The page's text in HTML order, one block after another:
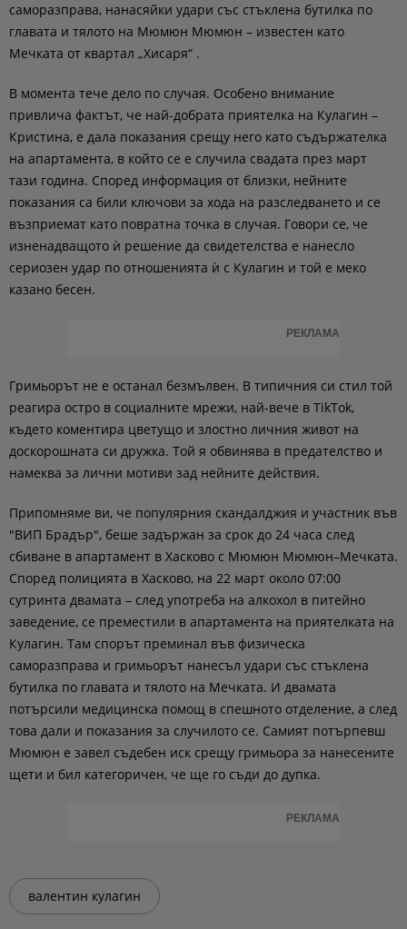
саморазправа, нанасяйки удари със стъклена бутилка по
главата и тялото на Мюмюн Мюмюн – известен като
Мечката от квартал „Хисаря“ .
В момента тече дело по случая. Особено внимание
привлича фактът, че най-добрата приятелка на Кулагин –
Кристина, е дала показания срещу него като съдържателка
на апартамента, в който се е случила свадата през март
тази година. Според информация от близки, нейните
показания са били ключови за хода на разследването и се
възприемат като повратна точка в случая. Говори се, че
изненадващото ѝ решение да свидетелства е нанесло
сериозен удар по отношенията ѝ с Кулагин и той е меко
казано бесен.
РЕКЛАМА
Гримьорът не е останал безмълвен. В типичния си стил той
реагира остро в социалните мрежи, най-вече в TikTok,
където коментира цветущо и злостно личния живот на
доскорошната си дружка. Той я обвинява в предателство и
намеква за лични мотиви зад нейните действия.
Припомняме ви, че популярния скандалджия и участник във
"ВИП Брадър", беше задържан за срок до 24 часа след
сбиване в апартамент в Хасково с Мюмюн Мюмюн–Мечката.
Според полицията в Хасково, на 22 март около 07:00
сутринта двамата – след употреба на алкохол в питейно
заведение, се преместили в апартамента на приятелката на
Кулагин. Там спорът преминал във физическа
саморазправа и гримьорът нанесъл удари със стъклена
бутилка по главата и тялото на Мечката. И двамата
потърсили медицинска помощ в спешното отделение, а след
това дали и показания за случилото се. Самият потърпевш
Мюмюн е завел съдебен иск срещу гримьора за нанесените
щети и бил категоричен, че ще го съди до дупка.
РЕКЛАМА
валентин кулагин